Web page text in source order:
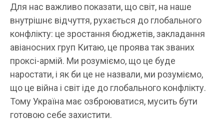
Для нас важливо показати, що світ, на наше
внутрішнє відчуття, рухається до глобального
конфлікту: це зростання бюджетів, закладання
авіаносних груп Китаю, це проява так званих
проксі-армій. Ми розуміємо, що це буде
наростати, і як би це не назвали, ми розуміємо,
що це війна і світ іде до глобального конфлікту.
Тому Україна має озброюватися, мусить бути
готовою себе захистити.